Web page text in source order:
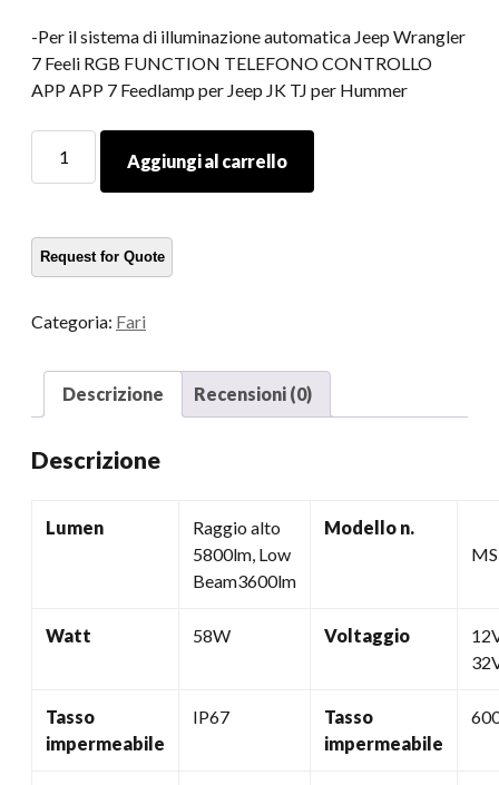
-Per il sistema di illuminazione automatica Jeep Wrangler
7 Feeli RGB FUNCTION TELEFONO CONTROLLO
APP APP 7 Feedlamp per Jeep JK TJ per Hummer
illuminazione
Fari
RGB
quantità
Aggiungi al carrello
Categoria: Fari
Descrizione Recensioni (0)
Descrizione
Lumen
Raggio alto
5800lm, Low
Beam3600lm
Modello n.
Watt 58W Voltaggio
Tasso
impermeabile
IP67
Tasso
impermeabile